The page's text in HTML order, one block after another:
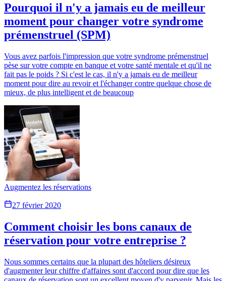
Pourquoi il n'y a jamais eu de meilleur
moment pour changer votre syndrome
prémenstruel (SPM)
Vous avez parfois l'impression que votre syndrome prémenstruel
pèse sur votre compte en banque et votre santé mentale et qu'il ne
fait pas le poids ? Si c'est le cas, il n'y a jamais eu de meilleur
moment pour dire au revoir et l'échanger contre quelque chose de
mieux, de plus intelligent et de beaucoup
Augmentez les réservations
27 février 2020
Comment choisir les bons canaux de
réservation pour votre entreprise ?
Nous sommes certains que la plupart des hôteliers désireux
d'augmenter leur chiffre d'affaires sont d'accord pour dire que les